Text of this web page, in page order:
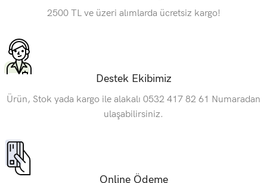
2500 TL ve üzeri alımlarda ücretsiz kargo!
Destek Ekibimiz
Ürün, Stok yada kargo ile alakalı 0532 417 82 61 Numaradan
ulaşabilirsiniz.
Online Ödeme